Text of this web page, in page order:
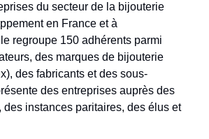
du secteur de la bijouterie
en France et à
regroupe 150 adhérents parmi
des marques de bijouterie
des fabricants et des sous-
des entreprises auprès des
des instances paritaires, des élus et